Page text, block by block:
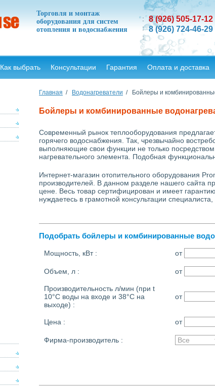
Торговля и монтаж
оборудования для систем
отопления и водоснабжения
:
:
:
8(926)505-17-12
8 (926)724-46-29
Как выбрать Консультации Гарантия Оплата и доставка
Главная / Водонагреватели / Бойлеры и
Бойлеры и комбинированные
Современный рынок теплооборудования
горячего водоснабжения. Так, чрезвычайно
выполняющие свои функции не только
нагревательного элемента. Подобная
Интернет-магазин отопительного оборудования
производителей. В данном разделе нашего сайта
цене. Весь товар сертифицирован и имеет
нуждаетесь в грамотной консультации
Подобрать бойлеры и комбинированные
Мощность, кВт : от
Объем, л : от
Производительность л/мин (при t
10°С воды на входе и 38°С на
выходе) :
от
Цена : от
Фирма-производитель :